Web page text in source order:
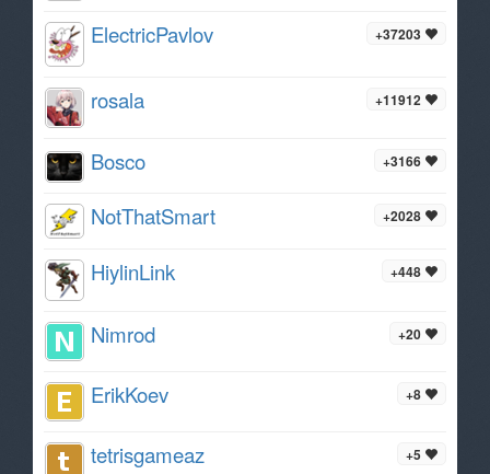
+37203
ElectricPavlov
+11912
rosala
+3166
Bosco
+2028
NotThatSmart
+448
HiylinLink
+20
Nimrod
+8
ErikKoev
+5
tetrisgameaz